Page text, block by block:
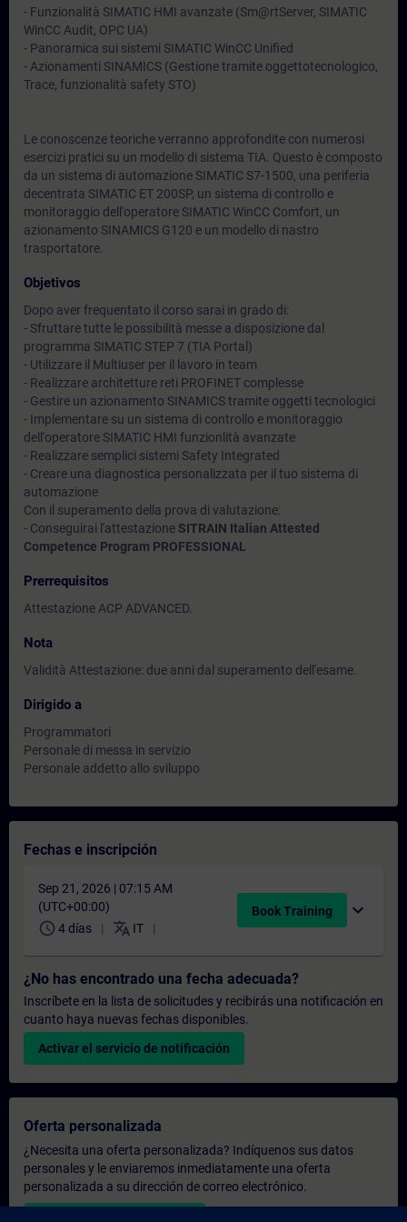
- Funzionalità SIMATIC HMI avanzate (Sm@rtServer, SIMATIC
WinCC Audit, OPC UA)
- Panoramica sui sistemi SIMATIC WinCC Unified
- Azionamenti SINAMICS (Gestione tramite oggettotecnologico,
Trace, funzionalità safety STO)
Le conoscenze teoriche verranno approfondite con numerosi
esercizi pratici su un modello di sistema TIA. Questo è composto
da un sistema di automazione SIMATIC S7-1500, una periferia
decentrata SIMATIC ET 200SP, un sistema di controllo e
monitoraggio dell'operatore SIMATIC WinCC Comfort, un
azionamento SINAMICS G120 e un modello di nastro
trasportatore.
Objetivos
Dopo aver frequentato il corso sarai in grado di:
- Sfruttare tutte le possibilità messe a disposizione dal
programma SIMATIC STEP 7 (TIA Portal)
- Utilizzare il Multiuser per il lavoro in team
- Realizzare architetture reti PROFINET complesse
- Gestire un azionamento SINAMICS tramite oggetti tecnologici
- Implementare su un sistema di controllo e monitoraggio
dell'operatore SIMATIC HMI funzionlità avanzate
- Realizzare semplici sistemi Safety Integrated
- Creare una diagnostica personalizzata per il tuo sistema di
automazione
Con il superamento della prova di valutazione:
- Conseguirai l'attestazione SITRAIN Italian Attested
Competence Program PROFESSIONAL
Prerrequisitos
Attestazione ACP ADVANCED.
Nota
Validità Attestazione: due anni dal superamento dell'esame.
Dirigido a
Programmatori
Personale di messa in servizio
Personale addetto allo sviluppo
Fechas e inscripción
Sep 21, 2026 | 07:15 AM
(UTC+00:00)
schedule 4 días translate IT
Book Training expand_more
¿No has encontrado una fecha adecuada?
Inscríbete en la lista de solicitudes y recibirás una notificación en
cuanto haya nuevas fechas disponibles.
Activar el servicio de notificación
Oferta personalizada
¿Necesita una oferta personalizada? Indíquenos sus datos
personales y le enviaremos inmediatamente una oferta
personalizada a su dirección de correo electrónico.